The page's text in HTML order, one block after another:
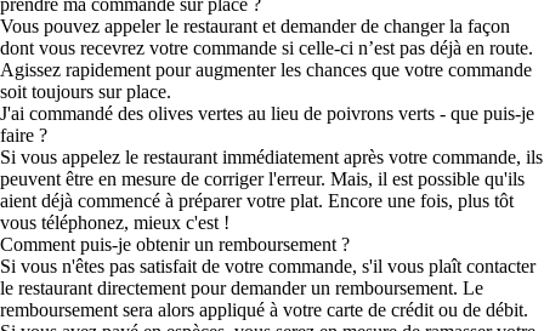
prendre ma commande sur place ?
Vous pouvez appeler le restaurant et demander de changer la façon
dont vous recevrez votre commande si celle-ci n’est pas déjà en route.
Agissez rapidement pour augmenter les chances que votre commande
soit toujours sur place.
J'ai commandé des olives vertes au lieu de poivrons verts - que puis-je
faire ?
Si vous appelez le restaurant immédiatement après votre commande, ils
peuvent être en mesure de corriger l'erreur. Mais, il est possible qu'ils
aient déjà commencé à préparer votre plat. Encore une fois, plus tôt
vous téléphonez, mieux c'est !
Comment puis-je obtenir un remboursement ?
Si vous n'êtes pas satisfait de votre commande, s'il vous plaît contacter
le restaurant directement pour demander un remboursement. Le
remboursement sera alors appliqué à votre carte de crédit ou de débit.